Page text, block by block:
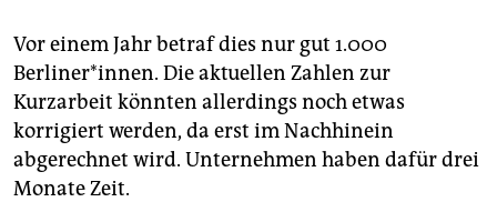
Vor einem Jahr betraf dies nur gut 1.000
Berliner*innen. Die aktuellen Zahlen zur
Kurzarbeit könnten allerdings noch etwas
korrigiert werden, da erst im Nachhinein
abgerechnet wird. Unternehmen haben dafür drei
Monate Zeit.